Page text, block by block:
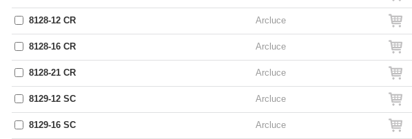
8128-12 CR Arcluce
8128-16 CR Arcluce
8128-21 CR Arcluce
8129-12 SC Arcluce
8129-16 SC Arcluce